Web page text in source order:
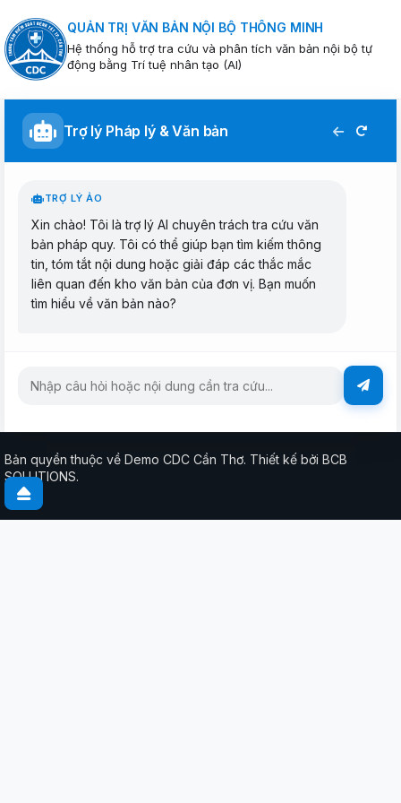
QUẢN TRỊ VĂN BẢN NỘI BỘ THÔNG MINH
Hệ thống hỗ trợ tra cứu và phân tích văn bản nội bộ tự
động bằng Trí tuệ nhân tạo (AI)
Trợ lý Pháp lý & Văn bản
TRỢ LÝ ẢO
Xin chào! Tôi là trợ lý AI chuyên trách tra cứu văn
bản pháp quy. Tôi có thể giúp bạn tìm kiếm thông
tin, tóm tắt nội dung hoặc giải đáp các thắc mắc
liên quan đến kho văn bản của đơn vị. Bạn muốn
tìm hiểu về văn bản nào?
Bản quyền thuộc về Demo CDC Cần Thơ. Thiết kế bởi BCB
SOLUTIONS.